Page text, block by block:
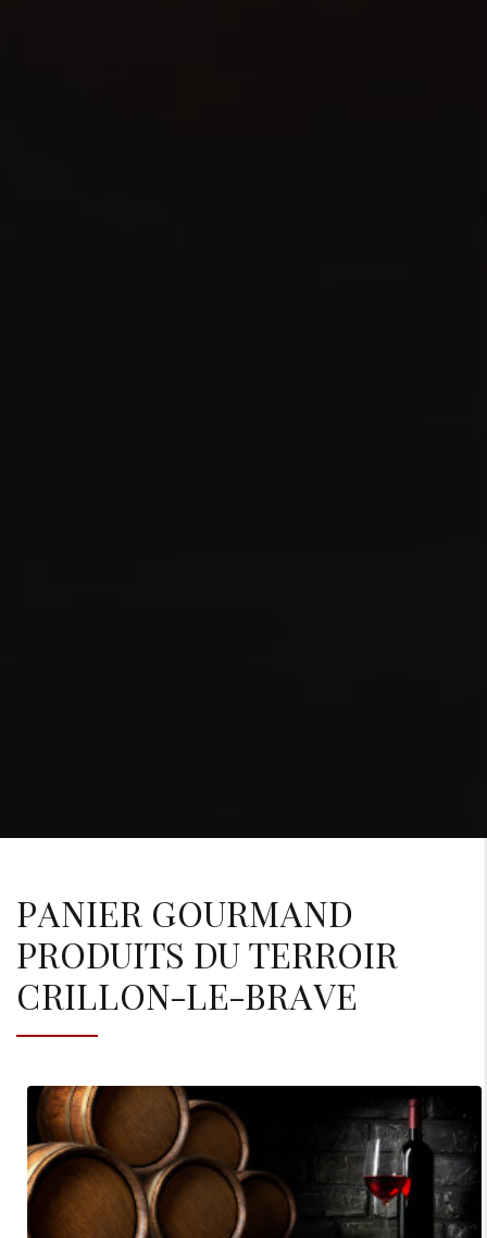
PANIER GOURMAND
PRODUITS DU TERROIR
CRILLON-LE-BRAVE